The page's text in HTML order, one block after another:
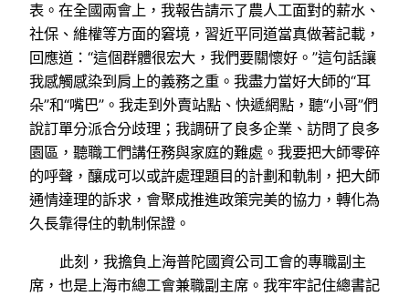
表。在全國兩會上，我報告請示了農人工面對的薪水、
社保、維權等方面的窘境，習近平同道當真做著記載，
回應道：“這個群體很宏大，我們要關懷好。”這句話讓
我感觸感染到肩上的義務之重。我盡力當好大師的“耳
朵”和“嘴巴”。我走到外賣站點、快遞網點，聽“小哥”們
說訂單分派合分歧理；我調研了良多企業、訪問了良多
園區，聽職工們講任務與家庭的難處。我要把大師零碎
的呼聲，釀成可以或許處理題目的計劃和軌制，把大師
通情達理的訴求，會聚成推進政策完美的協力，轉化為
久長靠得住的軌制保證。
此刻，我擔負上海普陀國資公司工會的專職副主
席，也是上海市總工會兼職副主席。我牢牢記住總書記